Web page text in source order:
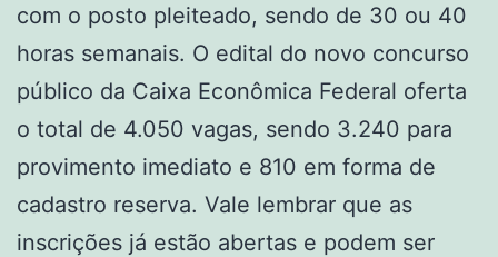
com o posto pleiteado, sendo de 30 ou 40
horas semanais. O edital do novo concurso
público da Caixa Econômica Federal oferta
o total de 4.050 vagas, sendo 3.240 para
provimento imediato e 810 em forma de
cadastro reserva. Vale lembrar que as
inscrições já estão abertas e podem ser